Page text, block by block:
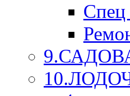
Спец